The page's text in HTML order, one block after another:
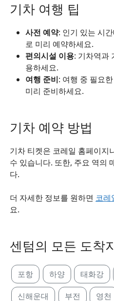
기차 여행 팁
사전 예약: 인기 있는 시
로 미리 예약하세요.
편의시설 이용: 기차역과
용하세요.
여행 준비: 여행 중 필요
미리 준비하세요.
기차 예약 방법
기차 티켓은 코레일 홈페이지
수 있습니다. 또한, 주요 역의
다.
더 자세한 정보를 원하면 코레
요.
센텀의 모든 도착
포항 하양 태화강
신해운대 부전 영천